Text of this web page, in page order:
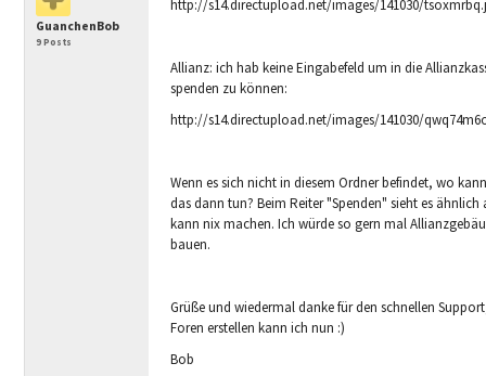
GuanchenBob
9 Posts
http://s14.directupload.net/images/141030/
Allianz: ich hab keine Eingabefeld um in die
spenden zu können:
http://s14.directupload.net/images/141030/
Wenn es sich nicht in diesem Ordner befindet, wo
das dann tun? Beim Reiter "Spenden" sieht es ähnlich
kann nix machen. Ich würde so gern mal
bauen.
Grüße und wiedermal danke für den schnellen
Foren erstellen kann ich nun :)
Bob